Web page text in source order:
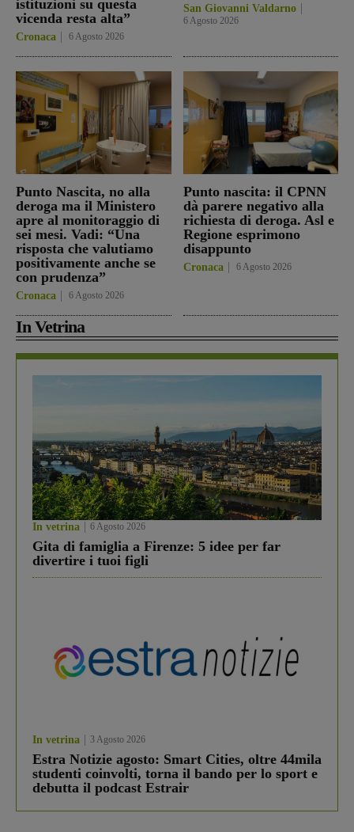
istituzioni su questa
vicenda resta alta”
Cronaca 6 Agosto 2026
San Giovanni Valdarno
6 Agosto 2026
Punto Nascita, no alla
deroga ma il Ministero
apre al monitoraggio di
sei mesi. Vadi: “Una
risposta che valutiamo
positivamente anche se
con prudenza”
Cronaca 6 Agosto 2026
Punto nascita: il CPNN
dà parere negativo alla
richiesta di deroga. Asl e
Regione esprimono
disappunto
Cronaca 6 Agosto 2026
In Vetrina
In vetrina 6 Agosto 2026
Gita di famiglia a Firenze: 5 idee per far
divertire i tuoi figli
In vetrina 3 Agosto 2026
Estra Notizie agosto: Smart Cities, oltre 44mila
studenti coinvolti, torna il bando per lo sport e
debutta il podcast Estrair